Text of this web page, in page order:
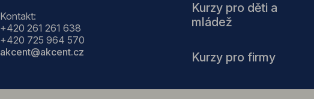
Kontakt:
+420 261 261 638
+420 725 964 570
akcent@akcent.cz
Kurzy pro děti a
mládež
Kurzy pro firmy